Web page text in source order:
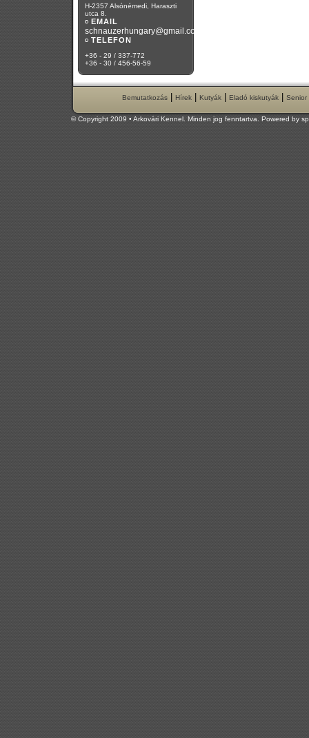
H-2357 Alsónémedi, Haraszti
utca 8.
EMAIL
schnauzerhungary@gmail.com
TELEFON
+36 - 29 / 337-772
+36 - 30 / 456-56-59
Bemutatkozás| Hírek| Kutyák| Eladó kiskutyák| Senior
© Copyright 2009 • Arkovári Kennel. Minden jog fenntartva. Powered by